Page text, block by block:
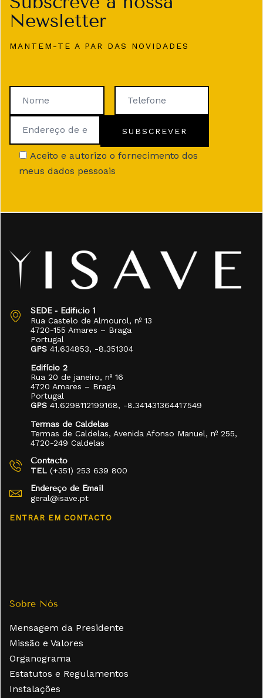
Newsletter
MANTEM-TE A PAR DAS NOVIDADES
Aceito e autorizo o fornecimento dos
meus dados pessoais
SEDE - Edifício 1
Rua Castelo de Almourol, nº 13
4720-155 Amares – Braga
Portugal
GPS 41.634853, -8.351304
Edifício 2
Rua 20 de janeiro, nº 16
4720 Amares – Braga
Portugal
GPS 41.6298112199168, -8.341431364417549
Termas de Caldelas
Termas de Caldelas, Avenida Afonso Manuel, nº 255,
4720-249 Caldelas
Contacto
TEL (+351) 253 639 800
Endereço de Email
geral@isave.pt
ENTRAR EM CONTACTO
Sobre Nós
Mensagem da Presidente
Missão e Valores
Organograma
Estatutos e Regulamentos
Instalações